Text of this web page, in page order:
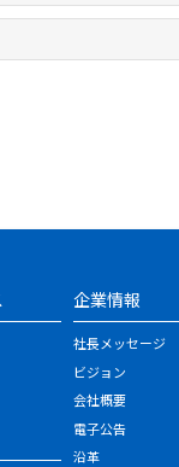
企業情報
社長メッセージ
ビジョン
会社概要
電子公告
沿革